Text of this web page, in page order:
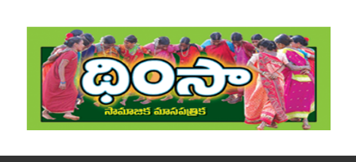
content
DHIMSA